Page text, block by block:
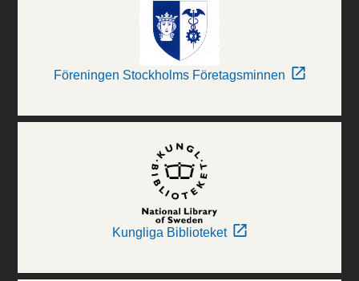
Föreningen Stockholms Företagsminnen
Kungliga Biblioteket